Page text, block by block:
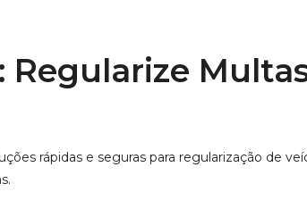
: Regularize
rápidas e seguras para regularização de